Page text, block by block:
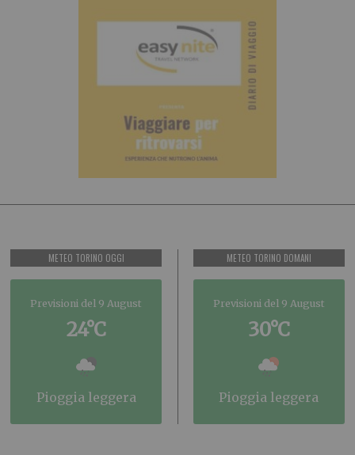
METEO TORINO OGGI
Previsioni del 9 August
24°C
pioggia leggera
METEO TORINO DOMANI
Previsioni del 9 August
30°C
pioggia leggera